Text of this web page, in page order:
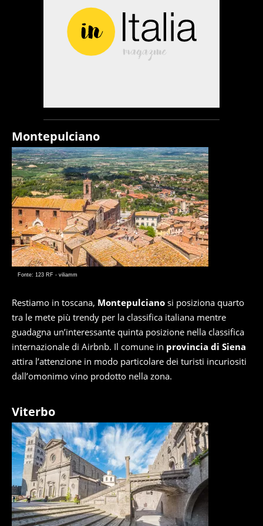
Montepulciano
Fonte: 123 RF - viliamm
Restiamo in toscana, Montepulciano si posiziona quarto
tra le mete più trendy per la classifica italiana mentre
guadagna un’interessante quinta posizione nella classifica
internazionale di Airbnb. Il comune in provincia di Siena
attira l’attenzione in modo particolare dei turisti incuriositi
dall’omonimo vino prodotto nella zona.
Viterbo